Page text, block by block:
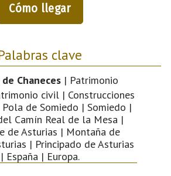
Cómo llegar
clave
de Chaneces | Patrimonio
civil | Construcciones
de Somiedo | Somiedo |
Camín Real de la Mesa |
de Asturias | Montaña de
| Principado de Asturias
| España | Europa.